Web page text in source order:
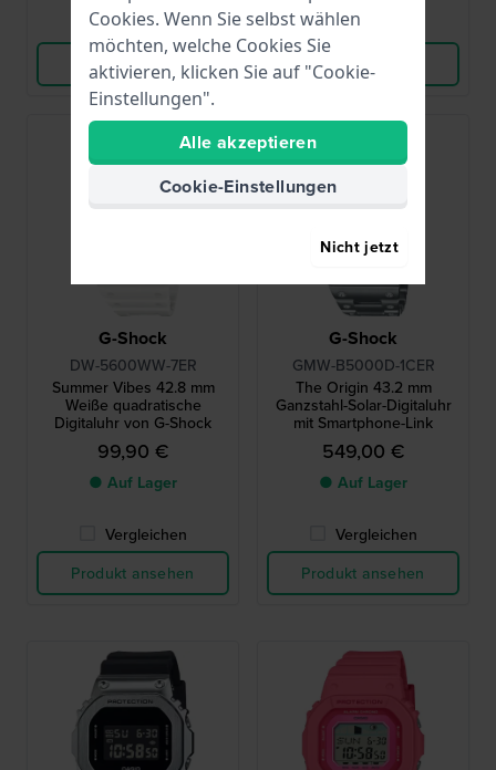
Vergleichen
Produkt ansehen
Vergleichen
Produkt ansehen
G-Shock
DW-5600WW-7ER
Summer Vibes 42.8 mm
Weiße quadratische
Digitaluhr von G-Shock
99,90 €
● Auf Lager
Vergleichen
Produkt ansehen
G-Shock
GMW-B5000D-1CER
The Origin 43.2 mm
Ganzstahl-Solar-Digitaluhr
mit Smartphone-Link
549,00 €
● Auf Lager
Vergleichen
Produkt ansehen
Cookies. Wenn Sie selbst wählen
möchten, welche Cookies Sie
aktivieren, klicken Sie auf "Cookie-
Einstellungen".
Alle akzeptieren
Cookie-Einstellungen
Nicht jetzt